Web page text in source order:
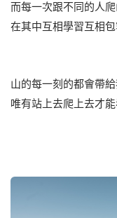
而每一次跟不同的人
在其中互相學習互相包
山的每一刻的都會帶給
唯有站上去爬上去才